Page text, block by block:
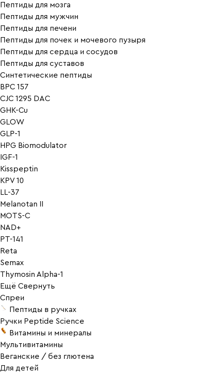
Пептиды для мозга
Пептиды для мужчин
Пептиды для печени
Пептиды для почек и мочевого пузыря
Пептиды для сердца и сосудов
Пептиды для суставов
Синтетические пептиды
BPC 157
CJC 1295 DAC
GHK-Cu
GLOW
GLP-1
HPG Biomodulator
IGF-1
Kisspeptin
KPV 10
LL-37
Melanotan II
MOTS-C
NAD+
PT-141
Reta
Semax
Thymosin Alpha-1
Ещё Свернуть
Спреи
Пептиды в ручках
Ручки Peptide Science
Витамины и минералы
Мультивитамины
Веганские / без глютена
Для детей